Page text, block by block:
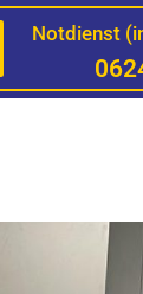
Notdienst